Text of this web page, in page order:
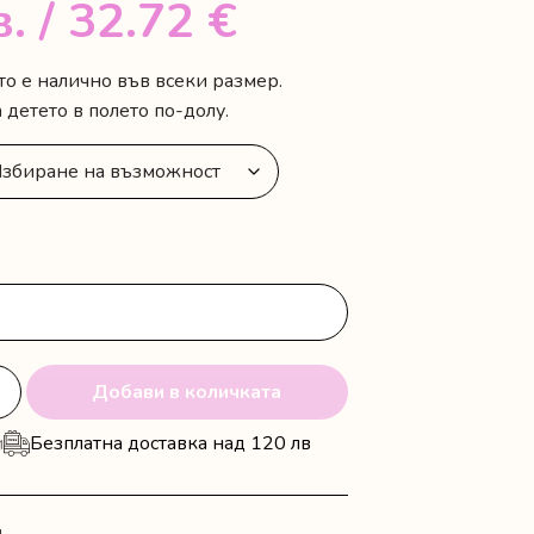
/ 32.72 €
е налично във всеки размер.
в полето по-долу.
Добави в количката
Безплатна доставка над 120 лв